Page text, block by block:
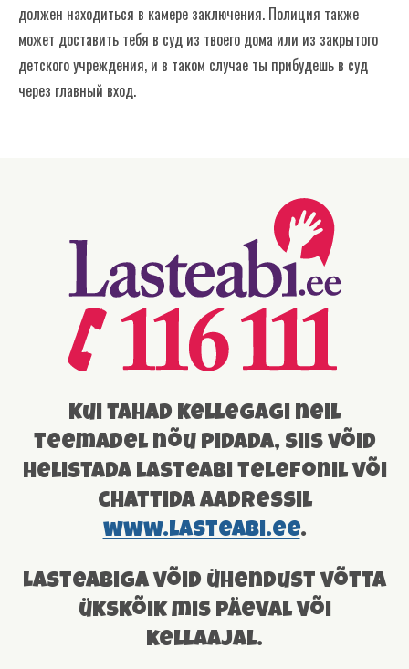
должен находиться в камере заключения. Полиция также
может доставить тебя в суд из твоего дома или из закрытого
детского учреждения, и в таком случае ты прибудешь в суд
через главный вход.
Kui tahad kellegagi neil
teemadel nõu pidada, siis võid
helistada lasteabi telefonil või
chattida aadressil
www.lasteabi.ee.
Lasteabiga võid ühendust võtta
ükskõik mis päeval või
kellaajal.